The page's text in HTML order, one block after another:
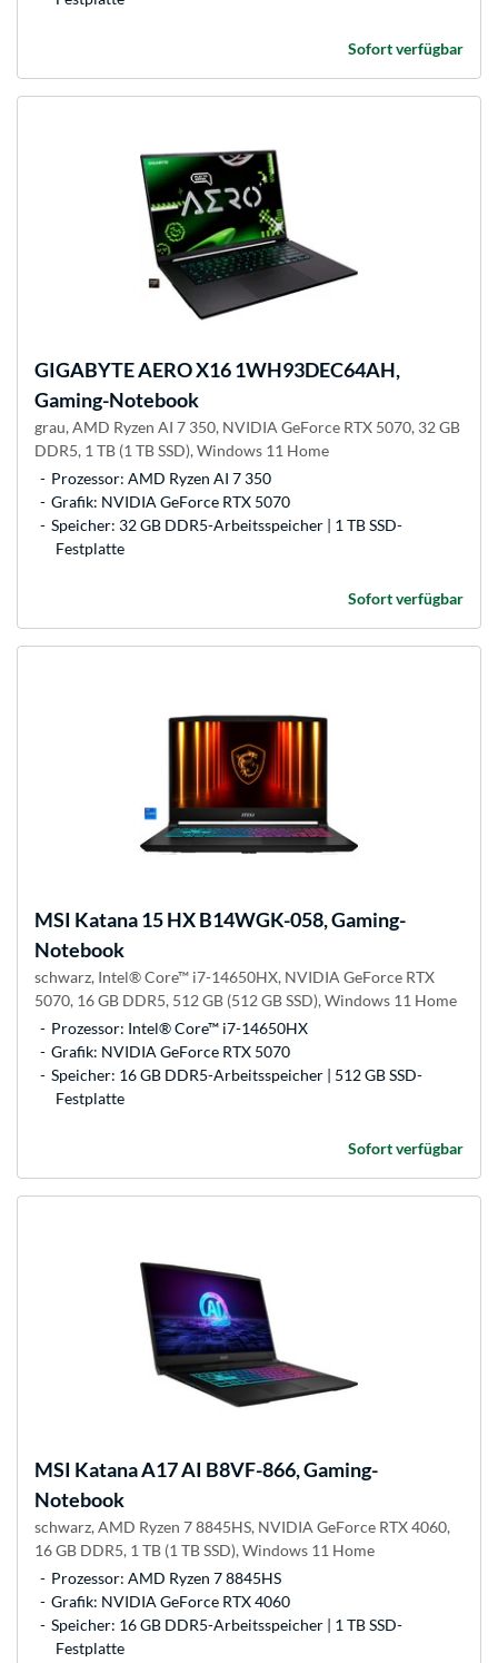
Sofort verfügbar
GIGABYTEAERO X16 1WH93DEC64AH,
Gaming-Notebook
grau, AMD Ryzen AI 7 350, NVIDIA GeForce RTX 5070, 32 GB
DDR5, 1 TB (1 TB SSD), Windows 11 Home
Prozessor: AMD Ryzen AI 7 350
Grafik: NVIDIA GeForce RTX 5070
Speicher: 32 GB DDR5-Arbeitsspeicher | 1 TB SSD-
Festplatte
Sofort verfügbar
MSI Katana 15 HX B14WGK-058, Gaming-
Notebook
schwarz, Intel® Core™ i7-14650HX, NVIDIA GeForce RTX
5070, 16 GB DDR5, 512 GB (512 GB SSD), Windows 11 Home
Prozessor: Intel® Core™ i7-14650HX
Grafik: NVIDIA GeForce RTX 5070
Speicher: 16 GB DDR5-Arbeitsspeicher | 512 GB SSD-
Festplatte
Sofort verfügbar
MSI Katana A17 AI B8VF-866, Gaming-
Notebook
schwarz, AMD Ryzen 7 8845HS, NVIDIA GeForce RTX 4060,
16 GB DDR5, 1 TB (1 TB SSD), Windows 11 Home
Prozessor: AMD Ryzen 7 8845HS
Grafik: NVIDIA GeForce RTX 4060
Speicher: 16 GB DDR5-Arbeitsspeicher | 1 TB SSD-
Festplatte